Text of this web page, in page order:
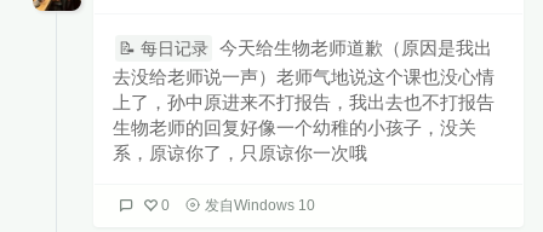
📝 每日记录 今天给生物老师道歉（原因是我出
去没给老师说一声）老师气地说这个课也没心情
上了，孙中原进来不打报告，我出去也不打报告
生物老师的回复好像一个幼稚的小孩子，没关
系，原谅你了，只原谅你一次哦
0 发自Windows 10